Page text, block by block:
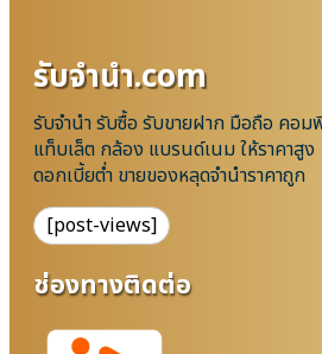
รับจํานํา.com
รับจำนำ รับซื้อ รับขายฝาก มือถือ คอม
แท็บเล็ต กล้อง แบรนด์เนม ให้ราคาสูง
ดอกเบี้ยต่ำ ขายของหลุดจำนำราคาถูก
[post-views]
ช่องทางติดต่อ